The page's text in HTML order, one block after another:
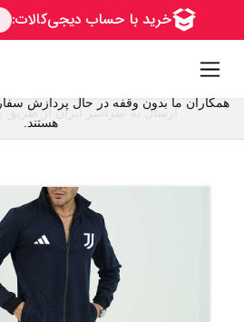
همکاران ما بدون وقفه در حال پردازش
هستند.
ارسال به سراسر ایران از